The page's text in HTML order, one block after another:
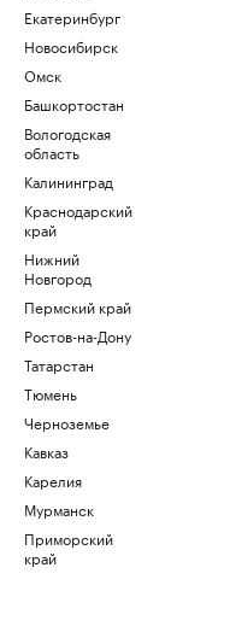
Екатеринбург
Новосибирск
Омск
Башкортостан
Вологодская
область
Калининград
Краснодарский
край
Нижний
Новгород
Пермский край
Ростов-на-Дону
Татарстан
Тюмень
Черноземье
Кавказ
Карелия
Мурманск
Приморский
край